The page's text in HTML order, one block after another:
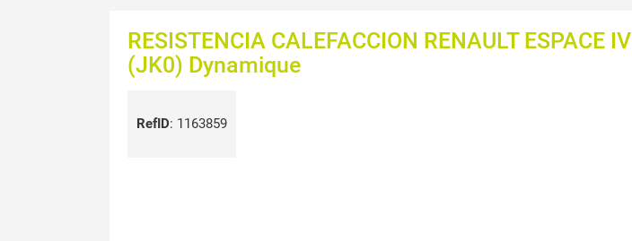
RESISTENCIA CALEFACCION RENAULT ESPACE IV
(JK0) Dynamique
RefID: 1163859